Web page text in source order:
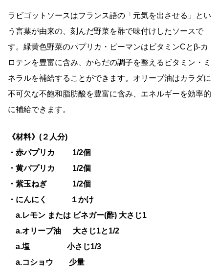
ラビゴットソースはフランス語の「元気を出させる」とい
う言葉が由来の、刻んだ野菜を酢で味付けしたソースで
す。緑黄色野菜のパプリカ・ピーマンはビタミンCと β-カ
ロテンを豊富に含み、からだの調子を整えるビタミン・ミ
ネラルを補給することができます。オリーブ油はカラダに
不可欠な不飽和脂肪酸を豊富に含み、エネルギーを効率的
に補給できます。
《材料》(２人分)
・赤パプリカ 1/2個
・黄パプリカ 1/2個
・紫玉ねぎ
1/2個
・にんにく １かけ
a.レモン または ビネガー(酢) 大さじ1
a.オリーブ油 大さじ1と1/2
a.塩 小さじ1/3
a.コショウ 少量